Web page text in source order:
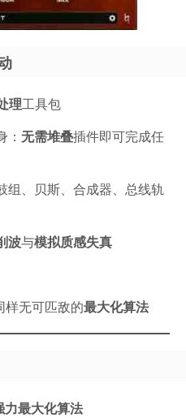
理工具包
无需堆叠插件即可完成任
组、贝斯、合成器、总线轨
波与模拟质感失真
样无可匹敌的最大化算法
力最大化算法